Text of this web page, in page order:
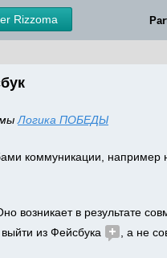
Rizzoma
Логика ПОБЕДЫ
коммуникации, например
возникает в результате
из Фейсбука
, а не